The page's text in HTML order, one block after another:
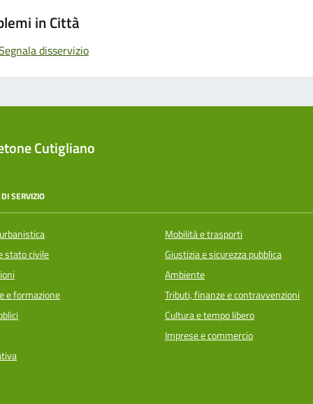
in Città
disservizio
Cutigliano
SERVIZIO
stato civile
e formazione
Mobilità e trasporti
Giustizia e sicurezza pubblica
Ambiente
Tributi, finanze e contravvenzioni
Cultura e tempo libero
Imprese e commercio